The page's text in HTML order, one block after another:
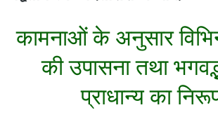
कामनाओं के अनुसार
की उपासना तथा
प्राधान्य का